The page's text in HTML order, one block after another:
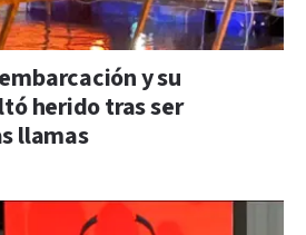
y su
herido tras ser
llamas